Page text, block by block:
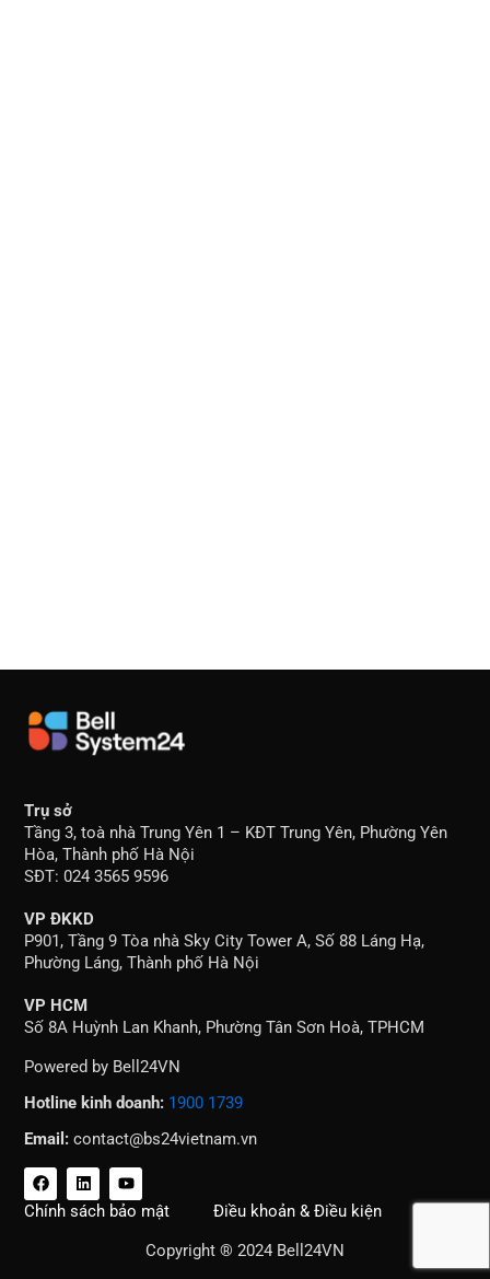
Trụ sở
Tầng 3, toà nhà Trung Yên 1 – KĐT Trung Yên, Phường Yên
Hòa, Thành phố Hà Nội
SĐT: 024 3565 9596
VP ĐKKD
P901, Tầng 9 Tòa nhà Sky City Tower A, Số 88 Láng Hạ,
Phường Láng, Thành phố Hà Nội
VP HCM
Số 8A Huỳnh Lan Khanh, Phường Tân Sơn Hoà, TPHCM
Powered by Bell24VN
Hotline kinh doanh: 1900 1739
Email: contact@bs24vietnam.vn
F
a
c
e
L
i
n
k
Y
o
u
t
Chính sách bảo mật
Điều khoản & Điều kiện
Copyright ® 2024 Bell24VN